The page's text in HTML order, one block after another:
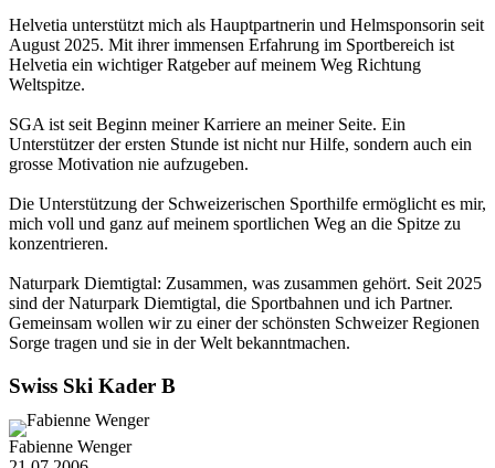
Helvetia unterstützt mich als Hauptpartnerin und Helmsponsorin seit
August 2025. Mit ihrer immensen Erfahrung im Sportbereich ist
Helvetia ein wichtiger Ratgeber auf meinem Weg Richtung
Weltspitze.
SGA ist seit Beginn meiner Karriere an meiner Seite. Ein
Unterstützer der ersten Stunde ist nicht nur Hilfe, sondern auch ein
grosse Motivation nie aufzugeben.
Die Unterstützung der Schweizerischen Sporthilfe ermöglicht es mir,
mich voll und ganz auf meinem sportlichen Weg an die Spitze zu
konzentrieren.
Naturpark Diemtigtal: Zusammen, was zusammen gehört. Seit 2025
sind der Naturpark Diemtigtal, die Sportbahnen und ich Partner.
Gemeinsam wollen wir zu einer der schönsten Schweizer Regionen
Sorge tragen und sie in der Welt bekanntmachen.
Swiss Ski Kader B
Fabienne Wenger